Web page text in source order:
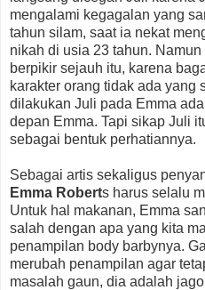
mengalami kegagalan yang
tahun silam, saat ia nekat
nikah di usia 23 tahun.
berpikir sejauh itu, karena
karakter orang tidak ada yang
dilakukan Juli pada Emma
depan Emma. Tapi sikap Juli
sebagai bentuk perhatiannya.
Sebagai artis sekaligus
Emma Roberts harus selalu
Untuk hal makanan, Emma
salah dengan apa yang kita
penampilan body barbynya.
merubah penampilan agar
masalah gaun, dia adalah